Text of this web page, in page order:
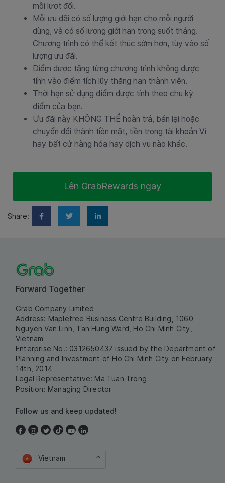
mỗi lượt đổi.
Mỗi ưu đãi có số lượng giới hạn cho mỗi người
dùng, và có số lượng giới hạn trong suốt tháng.
Chương trình có thể kết thúc sớm hơn, tùy vào số
lượng ưu đãi.
Điểm được tặng từng chương trình không được
tính vào điểm tích lũy thăng hạn thành viên.
Thời hạn sử dụng điểm được tính theo chu kỳ
điểm của bạn.
Ưu đãi này KHÔNG THỂ hoàn trả, bán lại hoặc
chuyển đổi thành tiền mặt, tiền trong tài khoản Ví
hay bất cứ hàng hóa hay dịch vụ nào khác.
Lên GrabRewards ngay
Share:
Forward Together
Grab Company Limited
Address: Mapletree Business Centre Building, 1060
Nguyen Van Linh, Tan Hung Ward, Ho Chi Minh City,
Vietnam
Enterprise No.: 0312650437 issued by the Department of
Planning and Investment of Ho Chi Minh City on February
14th, 2014
Legal Representative: Ma Tuan Trong
Position: Managing Director
Follow us and keep updated!
Vietnam